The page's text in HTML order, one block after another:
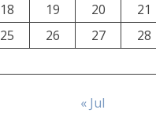
18 19 20 21
25 26 27 28
« Jul